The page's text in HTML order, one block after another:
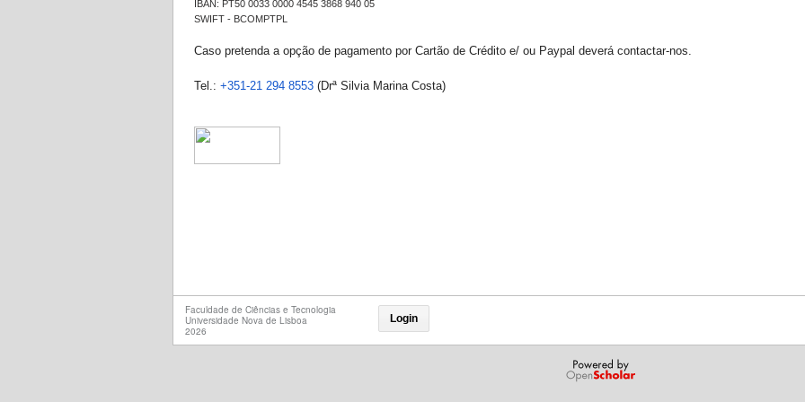
IBAN: PT50 0033 0000 4545 3868 940 05
SWIFT - BCOMPTPL
Caso pretenda a opção de pagamento por Cartão de Crédito e/ ou Paypal deverá contactar-nos.
Tel.: +351-21 294 8553 (Drª Silvia Marina Costa)
Faculdade de Ciências e Tecnologia
Universidade Nova de Lisboa
2026
Login